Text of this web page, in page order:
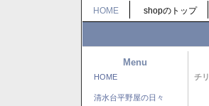
HOME shopのトップ
Menu
HOME
清水台平野屋の日々
チリ